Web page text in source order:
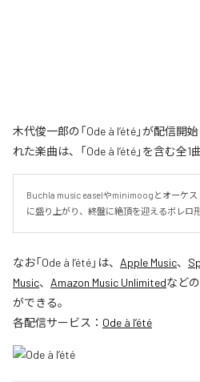
木代俊一郎の「Ode à l’été」が配信
れた楽曲は、「Ode à l’été」を含む全1
Buchla music easelやminimoogとオーケ
に盛り上がり、終盤に絶頂を迎えるボレロ
なお「Ode à l’été」は、 Apple Music、
Music、 Amazon Music Unlimitedなど
ができる。
各配信サービス： Ode à l’été